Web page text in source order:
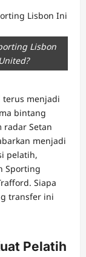
Lisbon
terus menjadi
bintang
radar Setan
menjadi
pelatih,
Sporting
Siapa
transfer ini
Pelatih